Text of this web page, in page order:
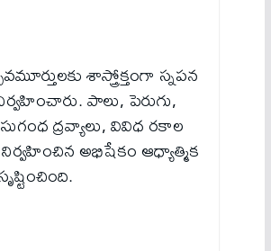
శాస్త్రోక్తంగా స్నపన
పాలు, పెరుగు,
ద్రవ్యాలు, వివిధ రకాల
అభిషేకం ఆధ్యాత్మిక